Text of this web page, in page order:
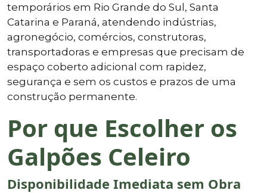
temporários em Rio Grande do Sul, Santa
Catarina e Paraná, atendendo indústrias,
agronegócio, comércios, construtoras,
transportadoras e empresas que precisam de
espaço coberto adicional com rapidez,
segurança e sem os custos e prazos de uma
construção permanente.
Por que Escolher os
Galpões Celeiro
Disponibilidade Imediata sem Obra